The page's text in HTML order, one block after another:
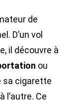
de
D’un vol
il découvre à
ou
sa cigarette
l’autre. Ce